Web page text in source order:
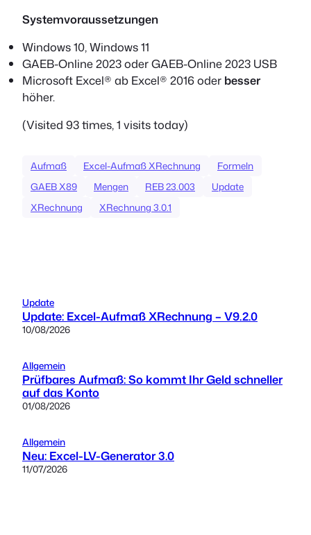
Systemvoraussetzungen
Windows 10, Windows 11
GAEB-Online 2023 oder GAEB-Online 2023 USB
Microsoft Excel® ab Excel® 2016 oder besser
höher.
(Visited 93 times, 1 visits today)
Aufmaß Excel-Aufmaß XRechnung
Formeln
GAEB X89
Mengen REB 23.003
Update
XRechnung
XRechnung 3.0.1
Update
Update: Excel-Aufmaß XRechnung – V9.2.0
10/08/2026
Allgemein
Prüfbares Aufmaß: So kommt Ihr Geld schneller
auf das Konto
01/08/2026
Allgemein
Neu: Excel-LV-Generator 3.0
11/07/2026